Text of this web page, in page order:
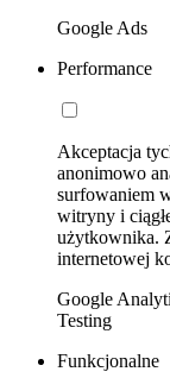
Google Ads
Performance
Akceptacja
anonimowo
surfowaniem
witryny i
użytkownika.
internetowej
Google
Testing
Funkcjonalne